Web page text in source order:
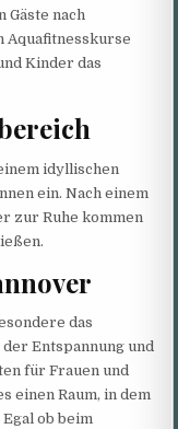
Gäste nach
Aquafitnesskurse
Kinder das
idyllischen
ein. Nach einem
zur Ruhe kommen
das
Entspannung und
für Frauen und
einen Raum, in dem
ob beim